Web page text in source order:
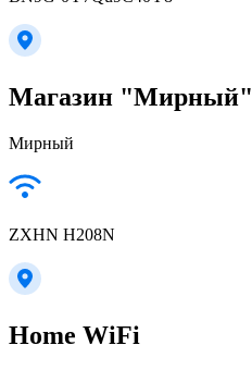
Магазин "Мирный"
Мирный
ZXHN H208N
Home WiFi